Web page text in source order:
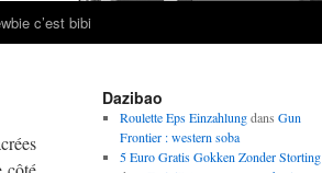
c’est bibi
Dazibao
Roulette Eps Einzahlungdans Gun
Frontier : western soba
5 Euro Gratis Gokken Zonder Storting